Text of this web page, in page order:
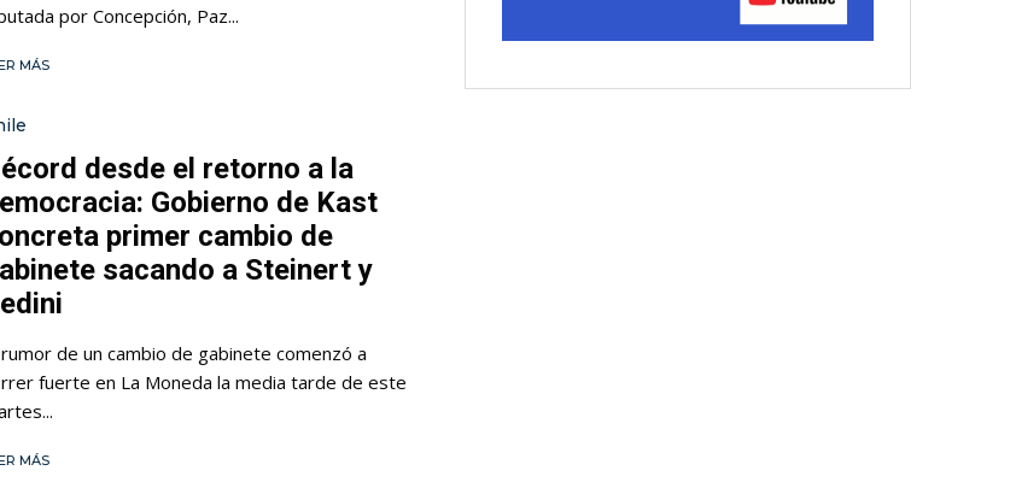
por Concepción, Paz...
MÁS
desde el retorno a la
Gobierno de Kast
primer cambio de
sacando a Steinert y
rumor de un cambio de gabinete comenzó a
fuerte en La Moneda la media tarde de este
MÁS